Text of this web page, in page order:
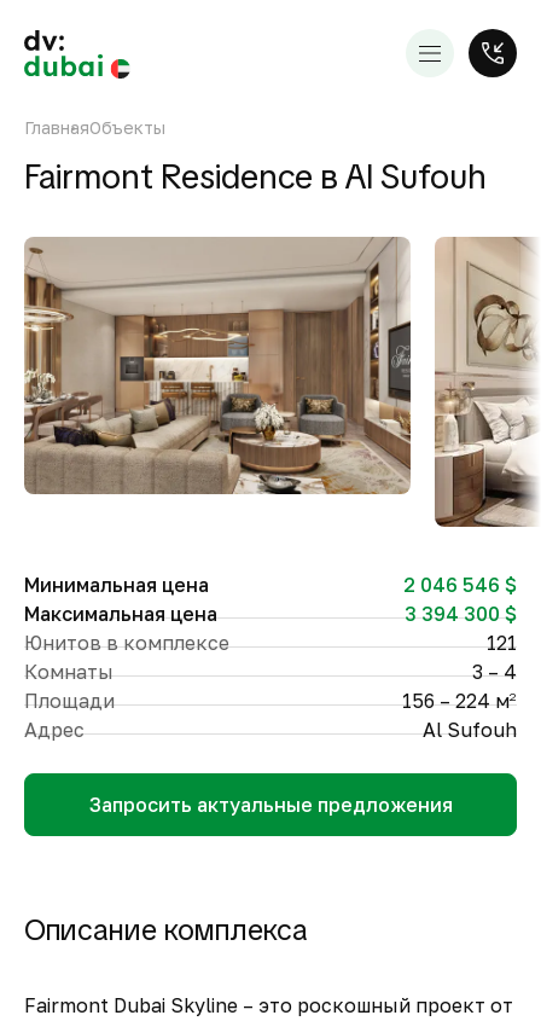
ГлавнаяОбъекты
Fairmont Residence в Al Sufouh
Минимальная цена
2 046 546 $
Максимальная цена
3 394 300 $
Юнитов в комплексе
121
Комнаты
3 – 4
Площади
156 – 224 м2
Адрес Al Sufouh
Запросить актуальные предложения
Описание комплекса
Fairmont Dubai Skyline – это роскошный проект от